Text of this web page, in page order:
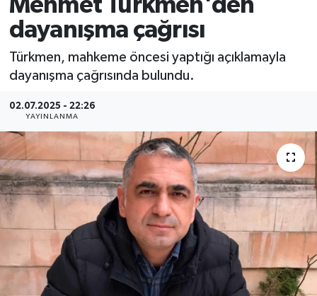
Mehmet Türkmen'den
dayanışma çağrısı
Türkmen, mahkeme öncesi yaptığı açıklamayla
dayanışma çağrısında bulundu.
02.07.2025 - 22:26
YAYINLANMA